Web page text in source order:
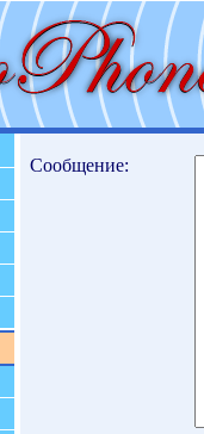
Сообщение: